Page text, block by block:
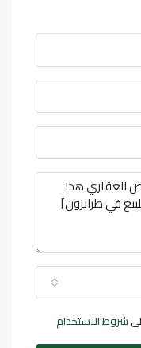
شروط الاستخدام